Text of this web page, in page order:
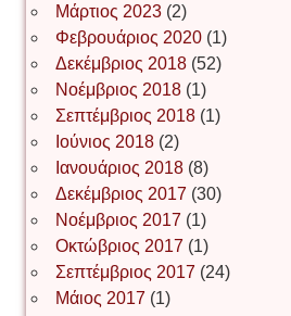
Іван Наконечний
Інга Короткевич
Ірина Ключковська
Μάρτιος 2023(2)
Φεβρουάριος 2020(1)
Δεκέμβριος 2018(52)
Νοέμβριος 2018(1)
Σεπτέμβριος 2018(1)
Ιούνιος 2018(2)
Ιανουάριος 2018(8)
Δεκέμβριος 2017 (30)
Νοέμβριος 2017 (1)
Οκτώβριος 2017 (1)
Σεπτέμβριος 2017 (24)
Μάιος 2017 (1)